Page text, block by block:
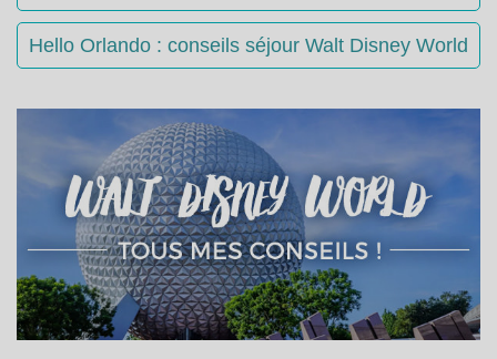
Hello Orlando : conseils séjour Walt Disney World